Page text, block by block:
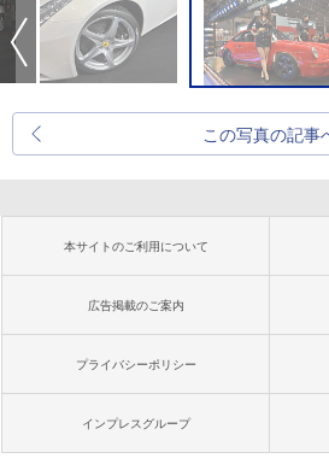
この写真の記事
本サイトのご利用について
広告掲載のご案内
プライバシーポリシー
インプレスグループ